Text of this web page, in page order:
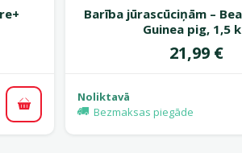
Pievienot grozam
Bar­ība jūrascūciņām –
Guinea pig, 1,5
Cena
21,99 €
Noliktavā
Bezmaksas piegāde